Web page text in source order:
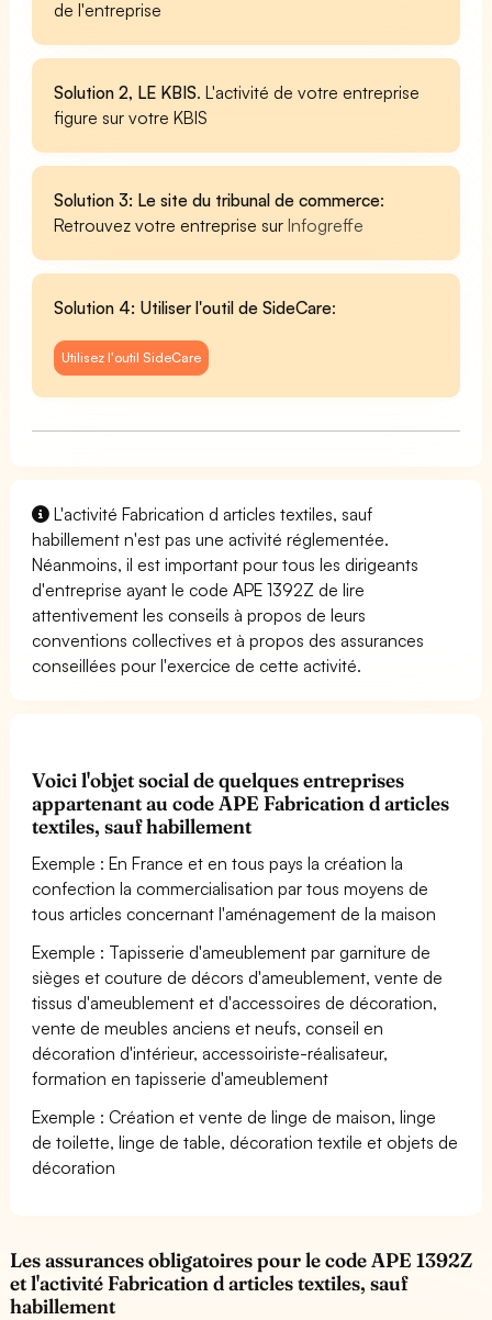
de l'entreprise
Solution 2, LE KBIS. L'activité de votre entreprise
figure sur votre KBIS
Solution 3: Le site du tribunal de commerce:
Retrouvez votre entreprise surInfogreffe
Solution 4: Utiliser l'outil de SideCare:
Utilisez l'outil SideCare
L'activité Fabrication d articles textiles, sauf
habillement n'est pas une activité réglementée.
Néanmoins, il est important pour tous les dirigeants
d'entreprise ayant le code APE 1392Z de lire
attentivement les conseils à propos de leurs
conventions collectives et à propos des assurances
conseillées pour l'exercice de cette activité.
Voici l'objet social de quelques entreprises
appartenant au code APE Fabrication d articles
textiles, sauf habillement
Exemple : En France et en tous pays la création la
confection la commercialisation par tous moyens de
tous articles concernant l'aménagement de la maison
Exemple : Tapisserie d'ameublement par garniture de
sièges et couture de décors d'ameublement, vente de
tissus d'ameublement et d'accessoires de décoration,
vente de meubles anciens et neufs, conseil en
décoration d'intérieur, accessoiriste-réalisateur,
formation en tapisserie d'ameublement
Exemple : Création et vente de linge de maison, linge
de toilette, linge de table, décoration textile et objets de
décoration
Les assurances obligatoires pour le code APE 1392Z
et l'activité Fabrication d articles textiles, sauf
habillement